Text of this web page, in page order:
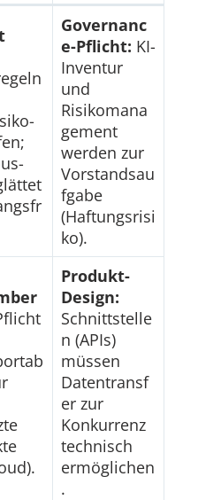
Governanc
e-Pflicht: KI-
Inventur
und
Risikomana
gement
werden zur
Vorstandsau
fgabe
(Haftungsrisi
ko).
Produkt-
Design:
Schnittstelle
n (APIs)
müssen
Datentransf
er zur
Konkurrenz
technisch
ermöglichen
.